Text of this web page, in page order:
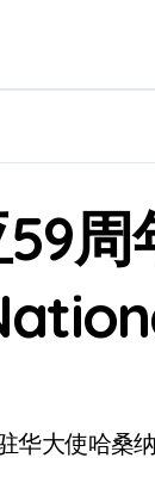
周
华大使哈桑